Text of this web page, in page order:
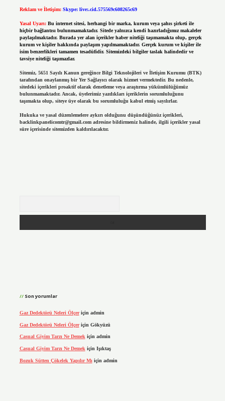
Reklam ve İletişim: Skype: live:.cid.575569c608265c69
Yasal Uyarı: Bu internet sitesi, herhangi bir marka, kurum veya şahıs şirketi ile
hiçbir bağlantısı bulunmamaktadır. Sitede yalnızca kendi hazırladığımız makaleler
paylaşılmaktadır. Burada yer alan içerikler haber niteliği taşımamakta olup, gerçek
kurum ve kişiler hakkında paylaşım yapılmamaktadır. Gerçek kurum ve kişiler ile
isim benzerlikleri tamamen tesadüfidir. Sitemizdeki bilgiler taslak halindedir ve
tavsiye niteliği taşımazlar.
Sitemiz, 5651 Sayılı Kanun gereğince Bilgi Teknolojileri ve İletişim Kurumu (BTK)
tarafından onaylanmış bir Yer Sağlayıcı olarak hizmet vermektedir. Bu nedenle,
sitedeki içerikleri proaktif olarak denetleme veya araştırma yükümlülüğümüz
bulunmamaktadır. Ancak, üyelerimiz yazdıkları içeriklerin sorumluluğunu
taşımakta olup, siteye üye olarak bu sorumluluğu kabul etmiş sayılırlar.
Hukuka ve yasal düzenlemelere aykırı olduğunu düşündüğünüz içerikleri,
backlinkpanelicomtr@gmail.comadresine bildirmeniz halinde, ilgili içerikler yasal
süre içerisinde sitemizden kaldırılacaktır.
Son yorumlar
Gaz Dedektörü Neleri Ölçeriçin admin
Gaz Dedektörü Neleri Ölçeriçin Gökyüzü
Casual Giyim Tarzı Ne Demekiçin admin
Casual Giyim Tarzı Ne Demek için Işıktaş
Bozuk Sütten Çökelek Yapılır Mı için admin